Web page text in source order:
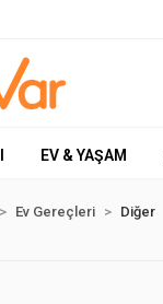
EV & YAŞAM
Ev Gereçleri Diğer